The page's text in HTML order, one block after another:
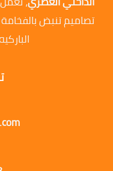
تصاميم تنبض